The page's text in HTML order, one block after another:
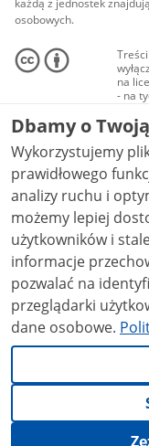
każdą z jednostek
osobowych.
na
- na
audio
NC-
Dbamy o
Wykorzystujemy
prawidłowego
analizy ruchu i
możemy lepiej
użytkowników i stale
informacje
pozwalać na
przeglądarki
dane osobowe.